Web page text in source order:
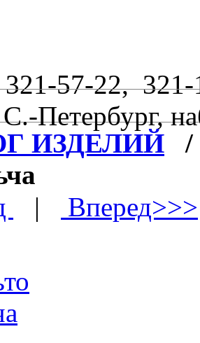
57-22,
Петербург,
ИЗДЕЛИЙ
|
Вперед>>>